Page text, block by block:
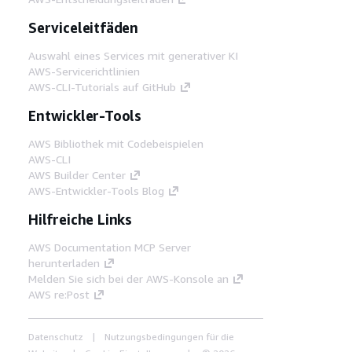
Serviceleitfäden
Auswahl eines Services mit generativer KI
AWS-Servicerichtlinien
AWS-CLI-Tutorials auf GitHub
Entwickler-Tools
AWS Bibliothek mit Codebeispielen
AWS-CLI
AWS Builder Center
AWS-Entwickler-Tools Blog
Hilfreiche Links
AWS Documentation MCP Server
herunterladen
Melden Sie sich bei der AWS-Konsole an
AWS re:Post
Datenschutz
Nutzungsbedingungen für die